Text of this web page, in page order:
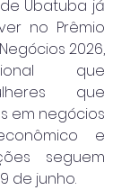
Ubatuba já
no Prêmio
2026,
que
que
em negócios
e
seguem
de junho.